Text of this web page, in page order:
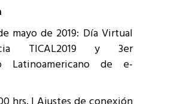
mayo de 2019: Día Virtual
TICAL2019 y 3er
Latinoamericano de e-